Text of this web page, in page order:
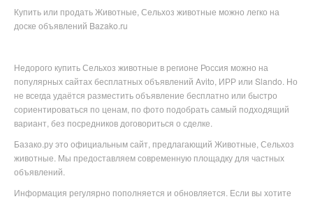
Купить или продать Животные, Сельхоз животные можно легко на
доске объявлений Bazako.ru
Недорого купитьСельхоз животные в регионе Россия можно на
популярныхсайтах бесплатных объявлений Avito, ИРР или Slando. Но
не всегда удаётся разместить объявление бесплатно или быстро
сориентироваться по ценам, по фото подобрать самый подходящий
вариант, без посредников договориться о сделке.
Базако.ру это официальным сайт, предлагающий Животные, Сельхоз
животные. Мы предоставляем современную площадку для частных
объявлений.
Информация регулярно пополняется и обновляется. Если вы хотите